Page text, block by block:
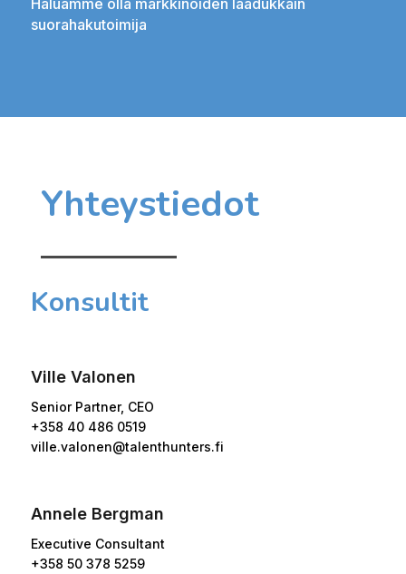
suorahakutoimija
Yhteystiedot
Konsultit
Ville Valonen
Senior Partner, CEO
+358 40 486 0519
ville.valonen@talenthunters.fi
Annele Bergman
Executive Consultant
+358 50 378 5259